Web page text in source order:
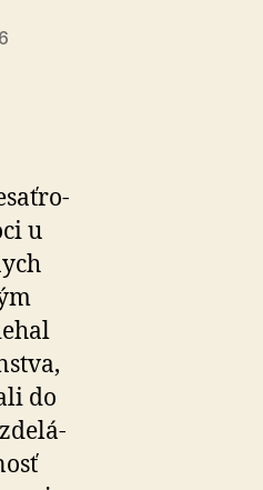
u
do